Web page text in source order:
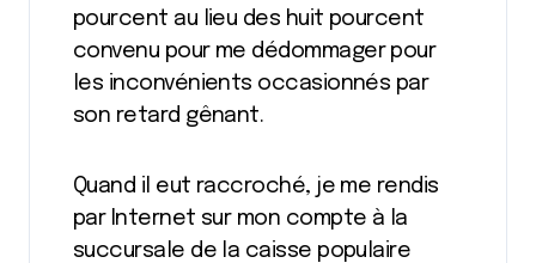
pourcent au lieu des huit pourcent
convenu pour me dédommager pour
les inconvénients occasionnés par
son retard gênant.
Quand il eut raccroché, je me rendis
par Internet sur mon compte à la
succursale de la caisse populaire